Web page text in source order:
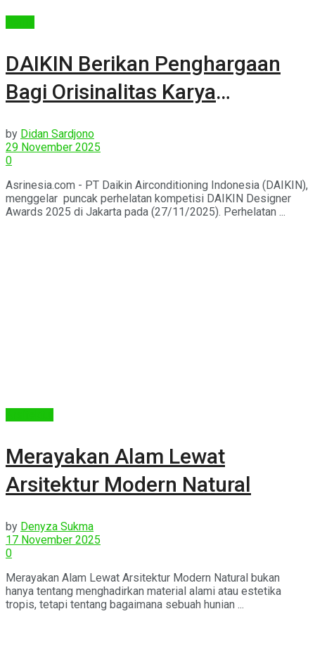
DAIKIN Berikan Penghargaan
Bagi Orisinalitas Karya
by Didan Sardjono
29 November 2025
0
Asrinesia.com - PT Daikin Airconditioning Indonesia (DAIKIN),
menggelar puncak perhelatan kompetisi DAIKIN Designer
Awards 2025 di Jakarta pada (27/11/2025). Perhelatan ...
Merayakan Alam Lewat
Arsitektur Modern Natural
by Denyza Sukma
17 November 2025
0
Merayakan Alam Lewat Arsitektur Modern Natural bukan
hanya tentang menghadirkan material alami atau estetika
tropis, tetapi tentang bagaimana sebuah hunian ...